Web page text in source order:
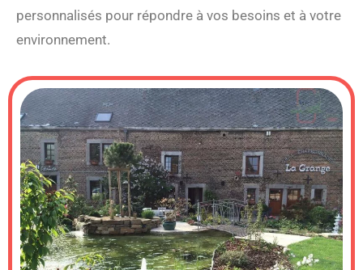
personnalisés pour répondre à vos besoins et à votre
environnement.